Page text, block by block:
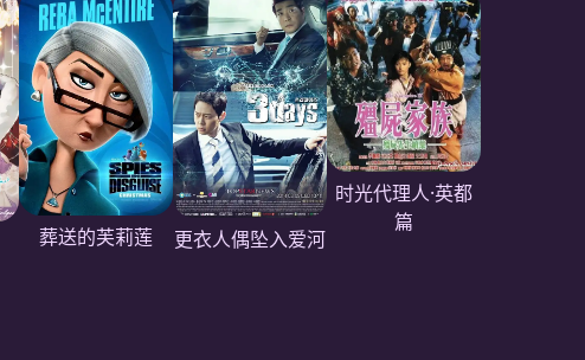
葬送的芙莉莲 更衣人偶坠入爱河
时光代理人·英都
篇